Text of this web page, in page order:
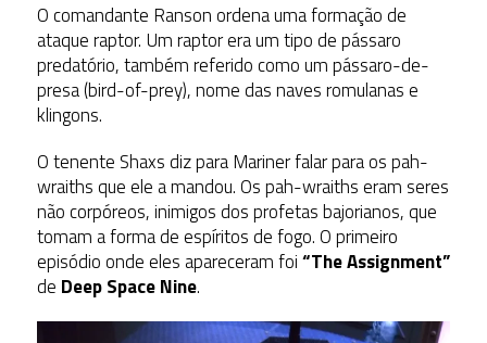
O comandante Ranson ordena uma formação de
ataque raptor. Um raptor era um tipo de pássaro
predatório, também referido como um pássaro-de-
presa (bird-of-prey), nome das naves romulanas e
klingons.
O tenente Shaxs diz para Mariner falar para os pah-
wraiths que ele a mandou. Os pah-wraiths eram seres
não corpóreos, inimigos dos profetas bajorianos, que
tomam a forma de espíritos de fogo. O primeiro
episódio onde eles apareceram foi“The Assignment”
de Deep Space Nine.